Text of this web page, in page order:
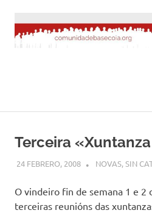
contenido
Terceira
24 FEBRERO, 2008 DESARROLLO
NOVAS,SIN
O vindeiro fin de semana 1 e 2
terceiras reunións das